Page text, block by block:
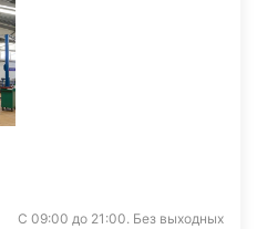
С 09:00 до 21:00. Без выходных